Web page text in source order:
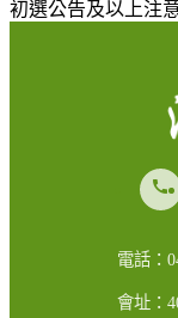
初選公告及以上注
call
電話：
會址：